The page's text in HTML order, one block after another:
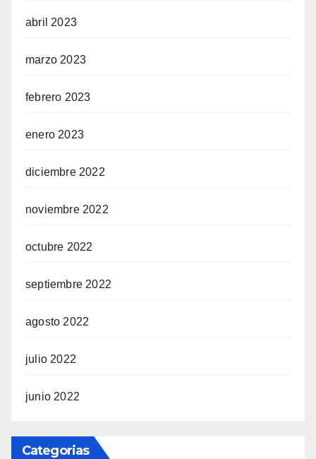
abril 2023
marzo 2023
febrero 2023
enero 2023
diciembre 2022
noviembre 2022
octubre 2022
septiembre 2022
agosto 2022
julio 2022
junio 2022
Categorias